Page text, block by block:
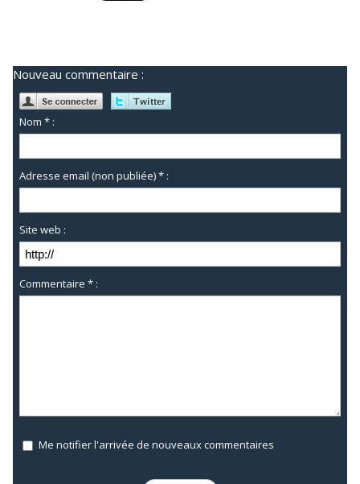
Nouveau commentaire :
Nom * :
Adresse email (non publiée) * :
Site web :
Commentaire * :
Me notifier l'arrivée de nouveaux commentaires